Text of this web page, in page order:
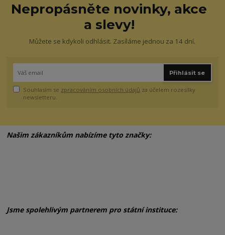
Nepropásněte novinky, akce
a slevy!
Můžete se kdykoli odhlásit. Zasíláme jednou za 14 dní.
Přihlásit se
Souhlasím se zpracováním osobních údajů za účelem rozesílky
newsletteru.
Našim zákazníkům nabízíme tyto značky:
Jsme spolehlivým partnerem pro státní instituce: